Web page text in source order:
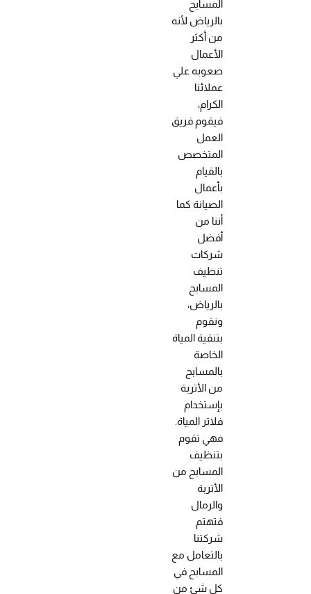
المسابح
بالرياض لأنه
من أكثر
الأعمال
صعوبه علي
عملائنا
الكرام،
فيقوم فريق
العمل
المتخصص
بالقيام
بأعمال
الصيانة كما
أننا من
أفضل
شركات
تنظيف
المسابح
بالرياض،
ونقوم
بتنقية المياة
الخاصة
بالمسابح
من الأتربة
بإستخدام
فلاتر المياة.
فهي تقوم
بتنظيف
المسابح من
الأتربة
والرمال
فتهتم
شركتنا
بالتعامل مع
المسابح في
كل شئ من